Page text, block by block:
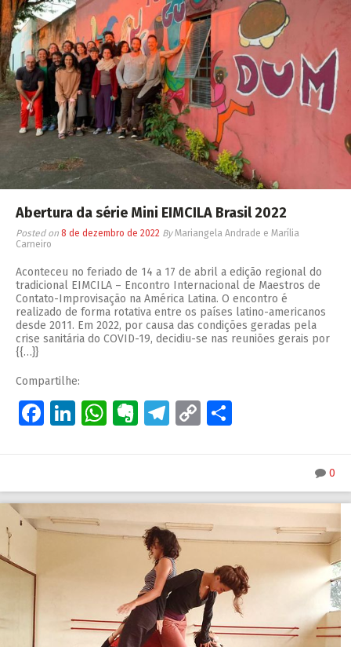
Abertura da série Mini EIMCILA Brasil 2022
Posted on 8 de dezembro de 2022 ByMariangela Andrade e Marília
Carneiro
Aconteceu no feriado de 14 a 17 de abril a edição regional do
tradicional EIMCILA – Encontro Internacional de Maestros de
Contato-Improvisação na América Latina. O encontro é
realizado de forma rotativa entre os países latino-americanos
desde 2011. Em 2022, por causa das condições geradas pela
crise sanitária do COVID-19, decidiu-se nas reuniões gerais por
{{…}}
Compartilhe:
Facebook
LinkedIn
WhatsApp
Evernote
Telegram
Copy
0